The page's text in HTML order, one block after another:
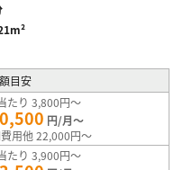
目安
たり 3,800円～
円/月～
用他 22,000円～
たり 3,900円～